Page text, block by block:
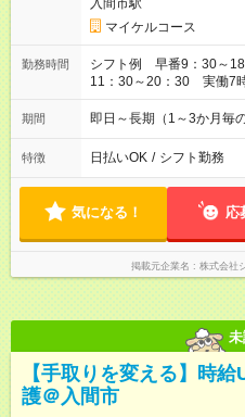
入間市駅
マイケルコース
勤務時間
シフト例 早番9：30～
11：30～20：30 実働7
期間 即日～長期（1～3か月毎
特徴 日払いOK / シフト勤務
気になる！ 応
掲載元企業名 株式会社
【手取りを変える】時
護＠入間市